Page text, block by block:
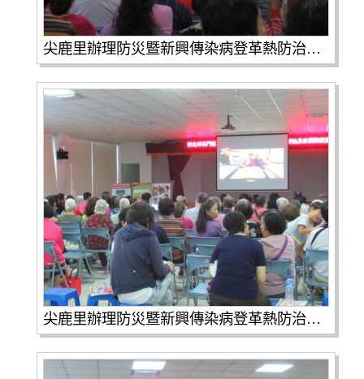
尖鹿里辦理防災暨新興傳染病登革熱防治家鼠疫性平宣導(第2張 / 共4張照片)
尖鹿里辦理防災暨新興傳染病登革熱防治家鼠疫性平宣導(第3張 / 共4張照片)